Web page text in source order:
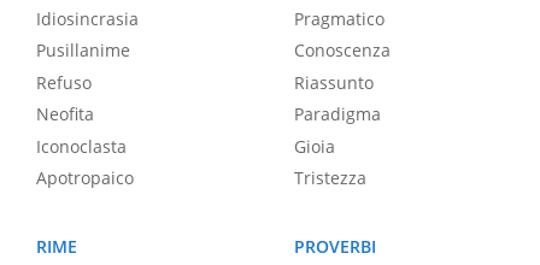
Idiosincrasia
Pusillanime
Refuso
Neofita
Iconoclasta
Apotropaico
Pragmatico
Conoscenza
Riassunto
Paradigma
Gioia
Tristezza
RIME
PROVERBI